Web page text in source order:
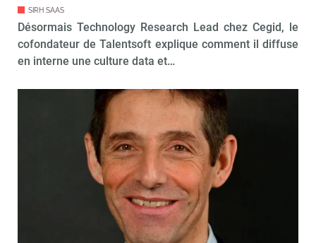
SIRH SAAS
Désormais Technology Research Lead chez Cegid, le
cofondateur de Talentsoft explique comment il diffuse
en interne une culture data et…